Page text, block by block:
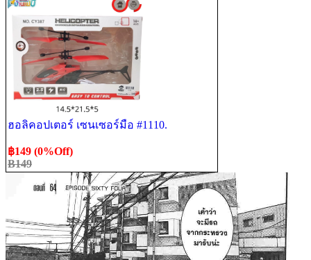
ฮอลิคอปเตอร์ เซนเซอร์มือ #1110.
฿149 (0%Off)
B149